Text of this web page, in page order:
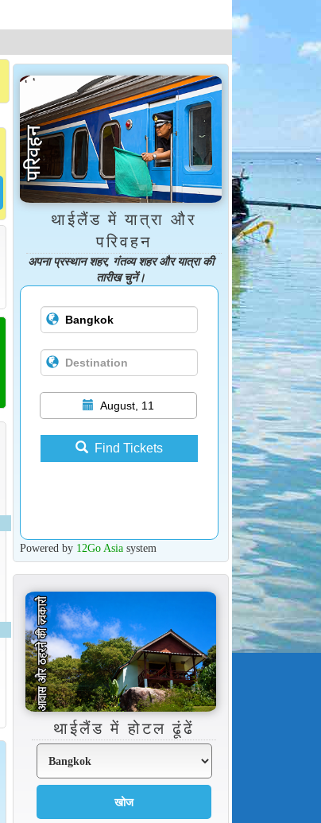
थाईलैंड में यात्रा और
परिवहन
अपना प्रस्थान शहर, गंतव्य शहर और यात्रा की
तारीख चुनें।
August, 11
Find Tickets
Powered by 12Go Asiasystem
थाईलैंड में होटल ढूंढें